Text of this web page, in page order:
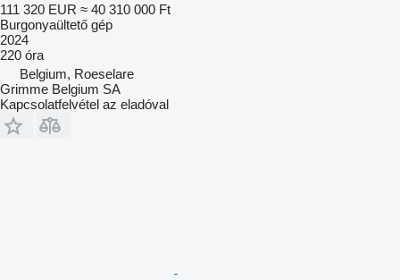
111 320 EUR ≈ 40 310 000 Ft
Burgonyaültető gép
2024
220 óra
Belgium, Roeselare
Grimme Belgium SA
Kapcsolatfelvétel az eladóval